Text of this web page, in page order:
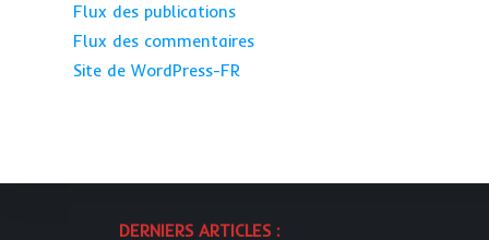
Flux des publications
Flux des commentaires
Site de WordPress-FR
DERNIERS ARTICLES :